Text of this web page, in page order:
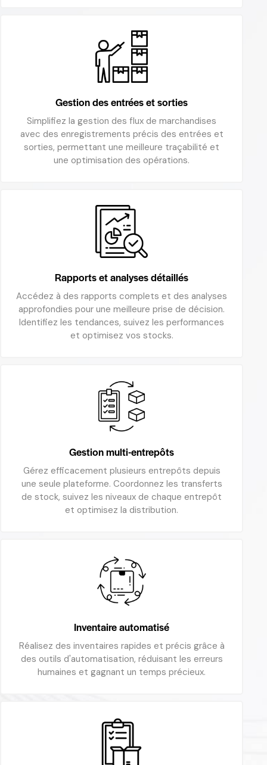
Gestion des entrées et sorties
Simplifiez la gestion des flux de marchandises
avec des enregistrements précis des entrées et
sorties, permettant une meilleure traçabilité et
une optimisation des opérations.
Rapports et analyses détaillés
Accédez à des rapports complets et des analyses
approfondies pour une meilleure prise de décision.
Identifiez les tendances, suivez les performances
et optimisez vos stocks.
Gestion multi-entrepôts
Gérez efficacement plusieurs entrepôts depuis
une seule plateforme. Coordonnez les transferts
de stock, suivez les niveaux de chaque entrepôt
et optimisez la distribution.
Inventaire automatisé
Réalisez des inventaires rapides et précis grâce à
des outils d'automatisation, réduisant les erreurs
humaines et gagnant un temps précieux.